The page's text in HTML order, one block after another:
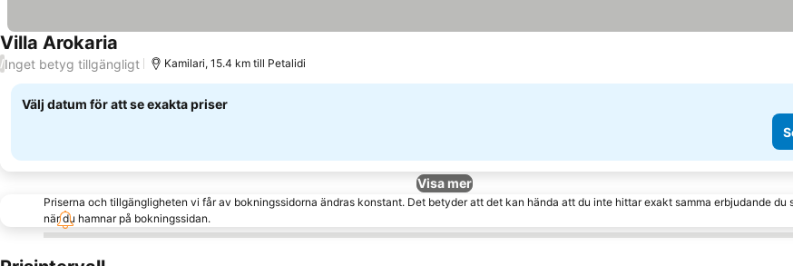
Villa Arokaria
/Inget betyg tillgängligt Kamilari, 15.4 km till Petalidi
Välj datum för att se exakta priser
Visa mer
Priserna och tillgängligheten vi får av bokningssidorna ändras konstant. Det betyder att det kan hända att du inte hittar exakt samma erbjudande du
när du hamnar på bokningssidan.